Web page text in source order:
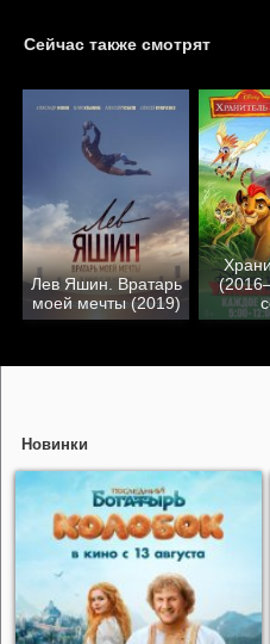
Сейчас также смотрят
Лев Яшин. Вратарь
моей мечты (2019)
Новинки